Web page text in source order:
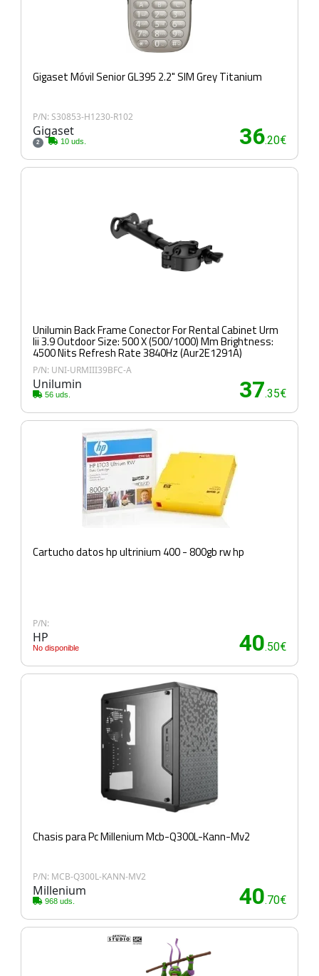
Gigaset Móvil Senior GL395 2.2" SIM Grey Titanium
P/N: S30853-H1230-R102
Gigaset
2 10 uds. 36.20€
Unilumin Back Frame Conector For Rental Cabinet Urm
Iii 3.9 Outdoor Size: 500 X (500/1000) Mm Brightness:
4500 Nits Refresh Rate 3840Hz (Aur2E1291A)
P/N: UNI-URMIII39BFC-A
Unilumin
56 uds. 37.35€
Cartucho datos hp ultrinium 400 - 800gb rw hp
P/N:
HP
No disponible 40.50€
Chasis para Pc Millenium Mcb-Q300L-Kann-Mv2
P/N: MCB-Q300L-KANN-MV2
Millenium
968 uds. 40.70€